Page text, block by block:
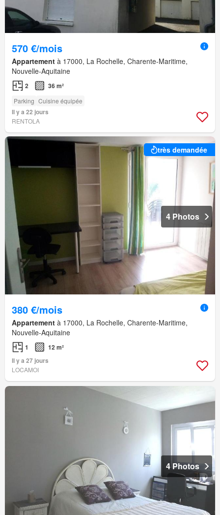
570 €/mois
Appartement à 17000, La Rochelle, Charente-Maritime,
Nouvelle-Aquitaine
2 36 m²
Parking Cuisine équipée
Il y a 22 jours
RENTOLA
très demandée
4 Photos
380 €/mois
Appartement à 17000, La Rochelle, Charente-Maritime,
Nouvelle-Aquitaine
1
12 m²
Il y a 27 jours
LOCAMOI
4 Photos